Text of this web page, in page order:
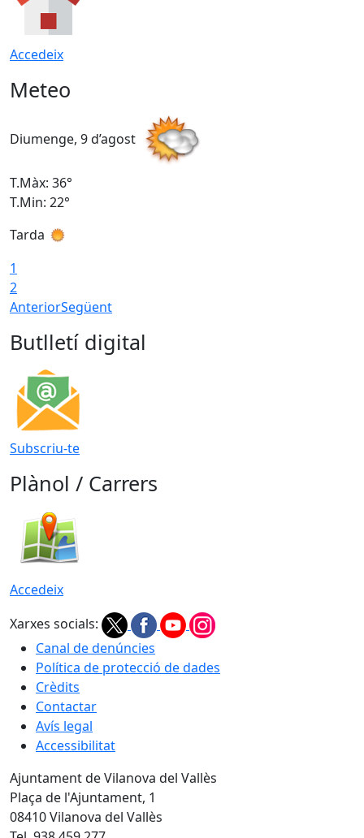
Accedeix
Meteo
Diumenge, 9 d’agost
T.Màx: 36°
T.Min: 22°
Tarda
1
2
AnteriorSegüent
Butlletí digital
Subscriu-te
Plànol / Carrers
Accedeix
Xarxes socials:
Canal de denúncies
Política de protecció de dades
Crèdits
Contactar
Avís legal
Accessibilitat
Ajuntament de Vilanova del Vallès
Plaça de l'Ajuntament, 1
08410 Vilanova del Vallès